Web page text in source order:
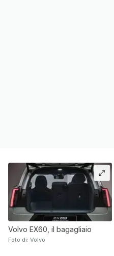
Volvo EX60, il bagagliaio
Foto di: Volvo